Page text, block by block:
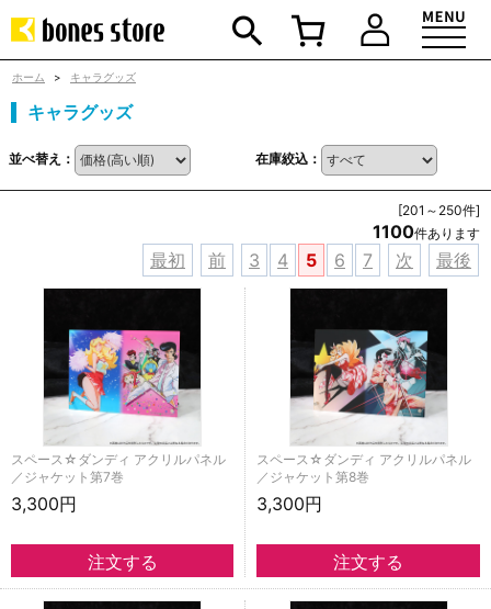
ホーム > キャラグッズ
キャラグッズ
並べ替え： 在庫絞込：
[201～250件]
1100件あります
最初 前 3 4 5 6 7 次 最後
スペース☆ダンディ アクリルパネル
／ジャケット第7巻
3,300円
スペース☆ダンディ アクリルパネル
／ジャケット第8巻
3,300円